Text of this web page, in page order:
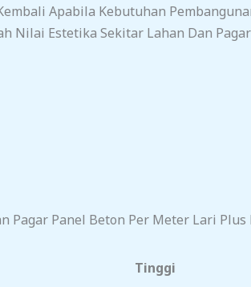
Apabila Kebutuhan
Nilai Estetika Sekitar Lahan Dan
Pagar Panel Beton Per Meter Lari
Tinggi